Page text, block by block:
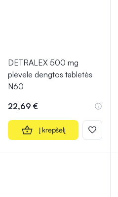
DETRALEX 500 mg
plėvele dengtos tabletės
N60
22,69 €
Į krepšelį